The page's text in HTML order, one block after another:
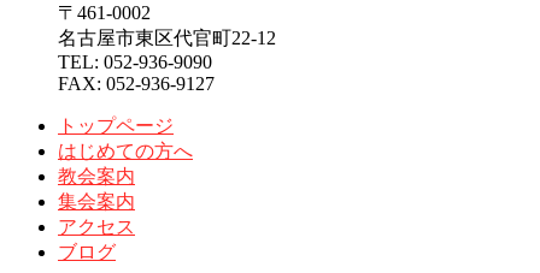
〒461-0002
名古屋市東区代官町22-12
TEL: 052-936-9090
FAX: 052-936-9127
トップページ
はじめての方へ
教会案内
集会案内
アクセス
ブログ